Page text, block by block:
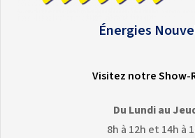
Énergies
Visitez notre Show-
Du Lundi au
8h à 12h et 14h à